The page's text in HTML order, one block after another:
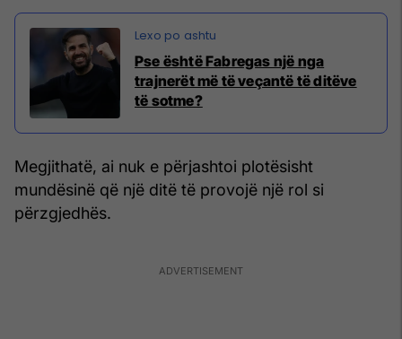
Pse është Fabregas një nga
trajnerët më të veçantë të ditëve
të sotme?
Megjithatë, ai nuk e përjashtoi plotësisht
mundësinë që një ditë të provojë një rol si
përzgjedhës.